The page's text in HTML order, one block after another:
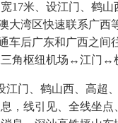
17米、设江门、
大湾区快速联系广
车后广东和广西
纽机场↔江门↔
、鹤山西、高超
，线引见、全线坐